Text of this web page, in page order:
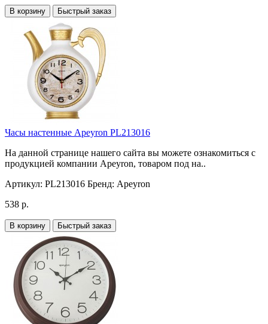
В корзину Быстрый заказ
Часы настенные Apeyron PL213016
На данной странице нашего сайта вы можете ознакомиться с
продукцией компании Apeyron, товаром под на..
Артикул: PL213016 Бренд: Apeyron
538 р.
В корзину Быстрый заказ